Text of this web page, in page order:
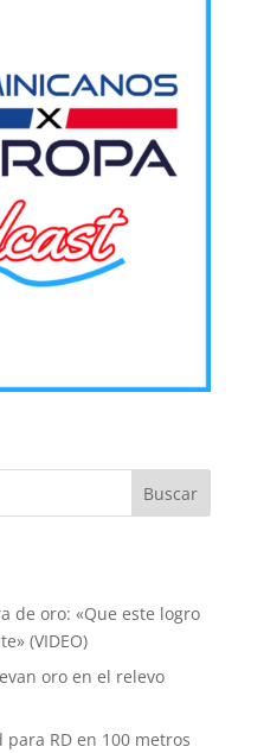
de oro: «Que este logro
(VIDEO)
oro en el relevo
RD en 100 metros